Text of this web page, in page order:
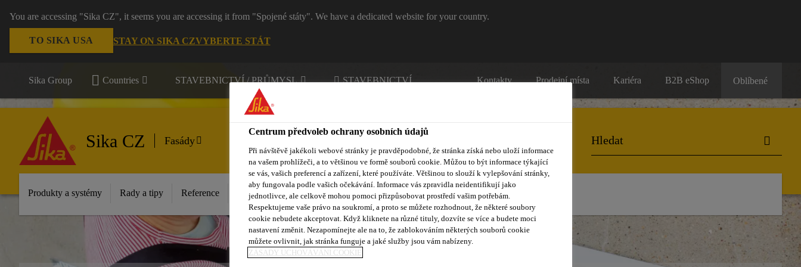
You are accessing "Sika CZ", it seems you are accessing it from "Spojené státy". We have a dedicated website for your country.
TO SIKA USA STAY ON SIKA CZVYBERTE STÁT
Sika Group Countries STAVEBNICTVÍ / PRŮMYSL STAVEBNICTVÍ Kontakty Prodejní místa Kariéra B2B eShop Oblíbené
Sika CZ Fasády
Produkty a systémy Rady a tipy Reference Dokumenty Kontakty
Centrum předvoleb ochrany osobních údajů
Při návštěvě jakékoli webové stránky je pravděpodobné, že stránka získá nebo uloží informace
na vašem prohlížeči, a to většinou ve formě souborů cookie. Můžou to být informace týkající
se vás, vašich preferencí a zařízení, které používáte. Většinou to slouží k vylepšování stránky,
aby fungovala podle vašich očekávání. Informace vás zpravidla neidentifikují jako
jednotlivce, ale celkově mohou pomoci přizpůsobovat prostředí vašim potřebám.
Respektujeme vaše právo na soukromí, a proto se můžete rozhodnout, že některé soubory
cookie nebudete akceptovat. Když kliknete na různé tituly, dozvíte se více a budete moci
nastavení změnit. Nezapomínejte ale na to, že zablokováním některých souborů cookie
můžete ovlivnit, jak stránka funguje a jaké služby jsou vám nabízeny.
ZÁSADY UCHOVÁVÁNÍ COOKIE